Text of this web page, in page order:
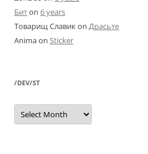
Битon 6 years
Товарищ Славикon Драсьте
Animaon Sticker
/DEV/ST
/dev/st